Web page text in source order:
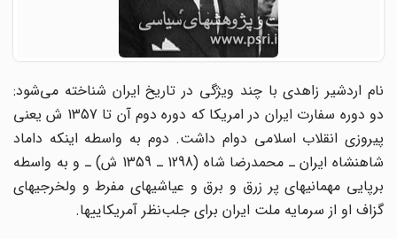
نام اردشیر زاهدی با چند ویژگی در تاریخ ایران شناخته می‌شود:
دو دوره سفارت ایران در امریکا که دوره دوم آن تا 1357 ش یعنی
پیروزی انقلاب اسلامی دوام داشت. دوم به واسطه اینکه داماد
شاهنشاه ایران ـ محمد‌رضا شاه (1298 ـ 1359 ش) ـ و به واسطه
برپایی مهمانیهای پر زرق و برق و عیاشیهای مفرط و ولخرجیهای
گزاف او از سرمایه ملت ایران برای جلب‌نظر آمریکاییها.